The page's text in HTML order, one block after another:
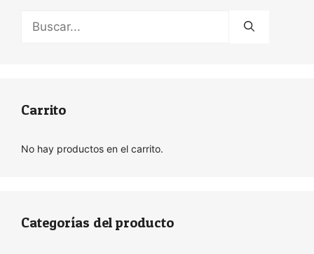
Carrito
No hay productos en el carrito.
Categorías del producto